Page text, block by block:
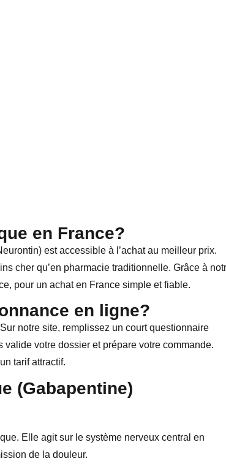
en France?
est accessible à l’achat au meilleur prix.
cher qu’en pharmacie traditionnelle. Grâce à
pour un achat en France simple et fiable.
en ligne?
notre site, remplissez un court questionnaire
votre dossier et prépare votre commande.
tarif attractif.
(Gabapentine)
Elle agit sur le système nerveux central en
de la douleur.